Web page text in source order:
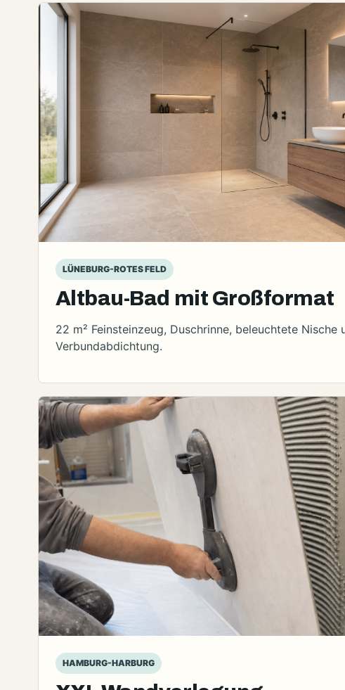
LÜNEBURG-ROTES FELD
Altbau-Bad mit Großformat
22 m² Feinsteinzeug, Duschrinne, beleuchtete Nische
Verbundabdichtung.
HAMBURG-HARBURG